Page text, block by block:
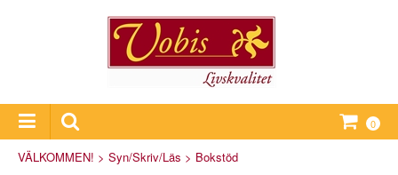
0
VÄLKOMMEN! > Syn/Skriv/Läs > Bokstöd